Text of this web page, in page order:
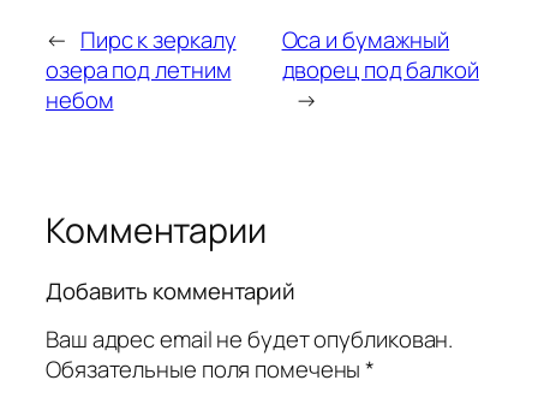
← Пирс к зеркалу
озера под летним
небом
Оса и бумажный
дворец под балкой
→
Комментарии
Добавить комментарий
Ваш адрес email не будет опубликован.
Обязательные поля помечены*